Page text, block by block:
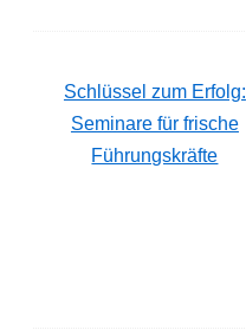
Schlüssel zum Erfolg:
Seminare für frische
Führungskräfte